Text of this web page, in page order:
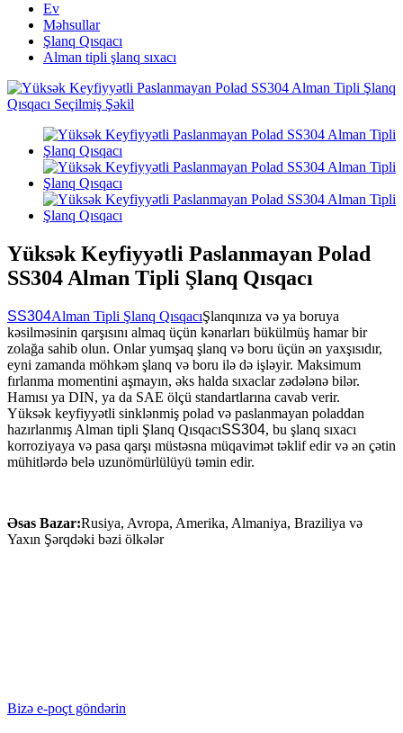
Ev
Məhsullar
Şlanq Qısqacı
Alman tipli şlanq sıxacı
Yüksək Keyfiyyətli Paslanmayan Polad
SS304 Alman Tipli Şlanq Qısqacı
SS304Alman Tipli Şlanq QısqacıŞlanqınıza və ya boruya
kəsilməsinin qarşısını almaq üçün kənarları bükülmüş hamar bir
zolağa sahib olun. Onlar yumşaq şlanq və boru üçün ən yaxşısıdır,
eyni zamanda möhkəm şlanq və boru ilə də işləyir. Maksimum
fırlanma momentini aşmayın, əks halda sıxaclar zədələnə bilər.
Hamısı ya DIN, ya da SAE ölçü standartlarına cavab verir.
Yüksək keyfiyyətli sinklənmiş polad və paslanmayan poladdan
hazırlanmış Alman tipli Şlanq QısqacıSS304, bu şlanq sıxacı
korroziyaya və pasa qarşı müstəsna müqavimət təklif edir və ən çətin
mühitlərdə belə uzunömürlülüyü təmin edir.
Əsas Bazar:Rusiya, Avropa, Amerika, Almaniya, Braziliya və
Yaxın Şərqdəki bəzi ölkələr
Bizə e-poçt göndərin